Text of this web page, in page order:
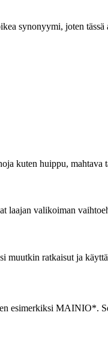
synonyymi, joten
kuten huippu, mahtava
laajan valikoiman
ratkaisut ja
esimerkiksi MAINIO*.